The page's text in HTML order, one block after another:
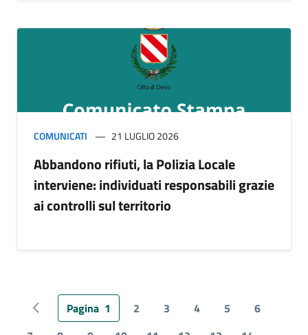
COMUNICATI 21 LUGLIO 2026
Abbandono rifiuti, la Polizia Locale
interviene: individuati responsabili grazie
ai controlli sul territorio
Pagina precedente
Pagina 1 2 3 4 5
6